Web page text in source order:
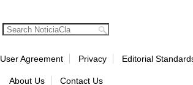
User Agreement Privacy Editorial
About Us Contact Us